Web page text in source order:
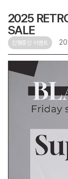
2025
SALE
진행중인 이벤트